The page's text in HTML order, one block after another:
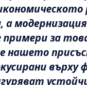
а
за
нашето
върху